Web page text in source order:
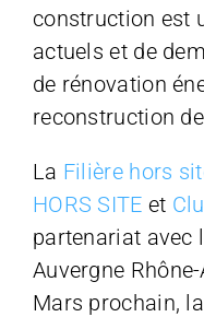
construction est
actuels et de
de rénovation
reconstruction
La Filière hors
HORS SITE et
partenariat avec
Auvergne
Mars prochain,